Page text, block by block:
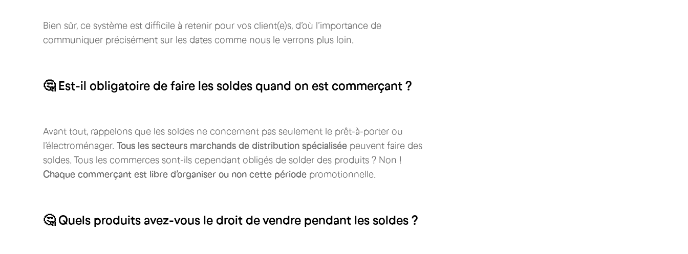
Bien sûr, ce système est difficile à retenir pour vos client(e)s, d’où l’importance de
communiquer précisément sur les dates comme nous le verrons plus loin.
🤔 Est-il obligatoire de faire les soldes quand on est commerçant ?
Avant tout, rappelons que les soldes ne concernent pas seulement le prêt-à-porter ou
l’électroménager. Tous les secteurs marchands de distribution spécialisée peuvent faire des
soldes. Tous les commerces sont-ils cependant obligés de solder des produits ? Non !
Chaque commerçant est libre d’organiser ou non cette période promotionnelle.
🤔 Quels produits avez-vous le droit de vendre pendant les soldes ?